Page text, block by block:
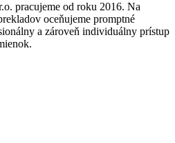
pracujeme od roku 2016. Na
oceňujeme promptné
a zároveň individuálny prístup